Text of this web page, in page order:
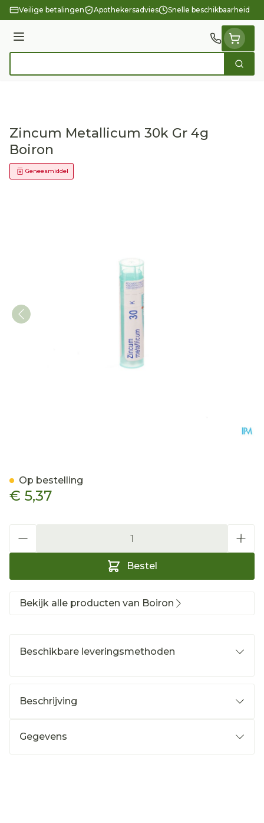
Ga naar de inhoud
Veilige betalingen Apothekersadvies Snelle beschikbaarheid
Menu
Zoek
Zincum Metallicum 30k Gr 4g
Boiron
Geneesmiddel
€ 5,37
Bestel
Op bestelling
Bekijk alle producten van Boiron
Beschikbare leveringsmethoden
Beschrijving
Gegevens